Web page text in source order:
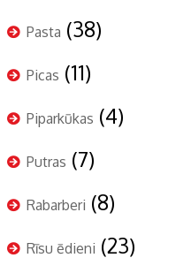
Pasta (38)
Picas (11)
Piparkūkas (4)
Putras (7)
Rabarberi (8)
Rīsu ēdieni (23)